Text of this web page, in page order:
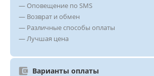
— Оповещение по SMS
— Возврат и обмен
— Различные способы оплаты
— Лучшая цена
Варианты оплаты